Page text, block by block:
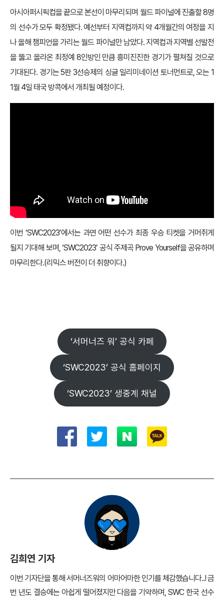
아시아퍼시픽컵을 끝으로 본선이 마무리되며 월드 파이널에 진출할 8명
의 선수가 모두 확정됐다. 예선부터 지역컵까지 약 4개월간의 여정을 지
나 올해 챔피언을 가리는 월드 파이널만 남았다. 지역컵과 지역별 선발전
을 뚫고 올라온 최정예 8인방인 만큼 흥미진진한 경기가 펼쳐질 것으로
기대된다. 경기는 5판 3선승제의 싱글 일리미네이션 토너먼트로, 오는 1
1월 4일 태국 방콕에서 개최될 예정이다.
이번 ‘SWC2023’에서는 과연 어떤 선수가 최종 우승 티켓을 거머쥐게
될지 기대해 보며, ‘SWC2023’ 공식 주제곡 Prove Yourself을 공유하며
마무리한다.(리믹스 버전이 더 취향이다.)
‘서머너즈 워’ 공식 카페
‘SWC2023’ 공식 홈페이지
‘SWC2023’ 생중계 채널
김희연 기자
이번 기자단을 통해 서머너즈워의 어마어마한 인기를 체감했습니다..! 금
번 년도 결승에는 아쉽게 떨어졌지만 다음을 기약하며, SWC 한국 선수